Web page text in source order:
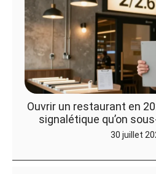
Ouvrir un restaurant en
signalétique qu’on
30 juillet